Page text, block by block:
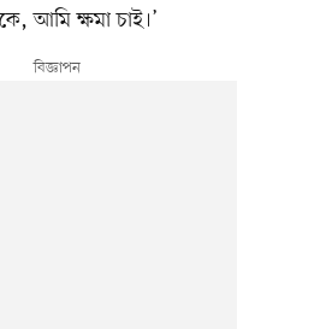
আমি ক্ষমা চাই।’